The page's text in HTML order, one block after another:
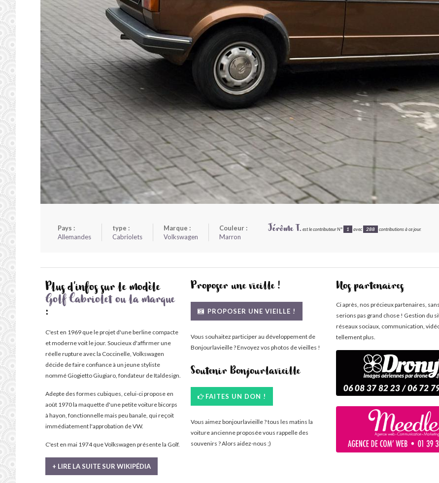
Pays :
Allemandes
type :
Cabriolets
Marque :
Volkswagen
Couleur :
Marron
Jérôme T. est le contributeur N° 1 avec 288 contributions à ce jour.
Plus d'infos sur le modèle
Golf Cabriolet ou la marque
:
C'est en 1969 que le projet d'une berline compacte
et moderne voit le jour. Soucieux d'affirmer une
réelle rupture avec la Coccinelle, Volkswagen
décide de faire confiance à un jeune styliste
nommé Giogietto Giugiaro, fondateur de Italdesign.
Adepte des formes cubiques, celui-ci propose en
août 1970 la maquette d'une petite voiture bicorps
à hayon, fonctionnelle mais peu banale, qui reçoit
immédiatement l'approbation de VW.
C'est en mai 1974 que Volkswagen présente la Golf.
+ LIRE LA SUITE SUR WIKIPÉDIA
Proposer une vieille !
PROPOSER UNE VIEILLE !
Vous souhaitez participer au développement de
Bonjourlavieille ? Envoyez vos photos de vieilles !
Soutenir Bonjourlavieille
FAITES UN DON !
Vous aimez bonjourlavieille ? tous les matins la
voiture ancienne proposée vous rappelle des
souvenirs ? Alors aidez-nous ;)
Nos partenaires
Ci après, nos précieux partenaires,
serions pas grand chose ! Gestion du
réseaux sociaux, communication,
tellement plus.